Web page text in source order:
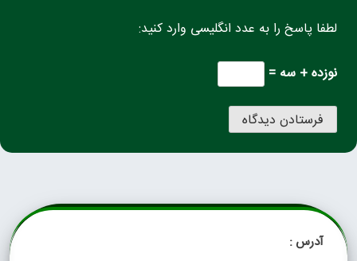
لطفا پاسخ را به عدد انگلیسی وارد کنید:
نوزده + سه =
آدرس :